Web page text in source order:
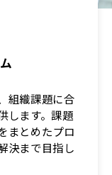
組織課題に合
します。課題
まとめたプロ
決まで目指し